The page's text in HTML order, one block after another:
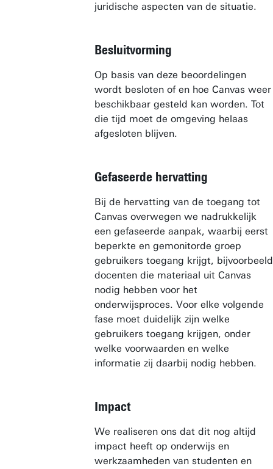
juridische aspecten van de situatie.
Besluitvorming
Op basis van deze beoordelingen
wordt besloten of en hoe Canvas weer
beschikbaar gesteld kan worden. Tot
die tijd moet de omgeving helaas
afgesloten blijven.
Gefaseerde hervatting
Bij de hervatting van de toegang tot
Canvas overwegen we nadrukkelijk
een gefaseerde aanpak, waarbij eerst
beperkte en gemonitorde groep
gebruikers toegang krijgt, bijvoorbeeld
docenten die materiaal uit Canvas
nodig hebben voor het
onderwijsproces. Voor elke volgende
fase moet duidelijk zijn welke
gebruikers toegang krijgen, onder
welke voorwaarden en welke
informatie zij daarbij nodig hebben.
Impact
We realiseren ons dat dit nog altijd
impact heeft op onderwijs en
werkzaamheden van studenten en